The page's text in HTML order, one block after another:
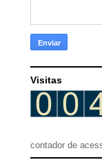
Visitas
contador de